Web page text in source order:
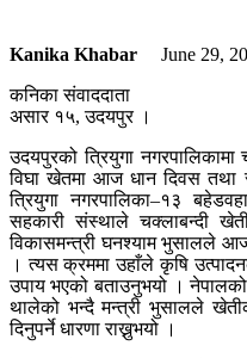
Kanika Khabar June 29,
कनिका संवाददाता
असार १५, उदयपुर ।
उदयपुरको त्रियुगा
विघा खेतमा आज धान दिवस तथा
त्रियुगा नगरपालिका–१३
सहकारी संस्थाले चक्लाबन्दी
विकासमन्त्री घनश्याम भुसालले
। त्यस क्रममा उहाँले कृषि
उपाय भएको बताउनुभयो ।
थालेको भन्दै मन्त्री भुसालले
दिनुपर्ने धारणा राख्नुभयो ।